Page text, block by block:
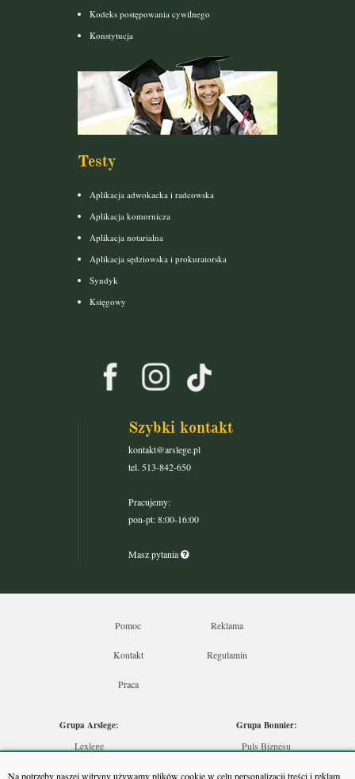
Na potrzeby naszej witryny używamy plików cookie w celu personalizacji treści i reklam,
Kodeks postępowania cywilnego
Konstytucja
Testy
Aplikacja adwokacka i radcowska
Aplikacja komornicza
Aplikacja notarialna
Aplikacja sędziowska i prokuratorska
Syndyk
Księgowy
Szybki kontakt
kontakt@arslege.pl
tel. 513-842-650
Pracujemy:
pon-pt: 8:00-16:00
Masz pytania
Pomoc Reklama
Kontakt Regulamin
Praca
Grupa Arslege:
Lexlege
Grupa Bonnier:
Puls Biznesu